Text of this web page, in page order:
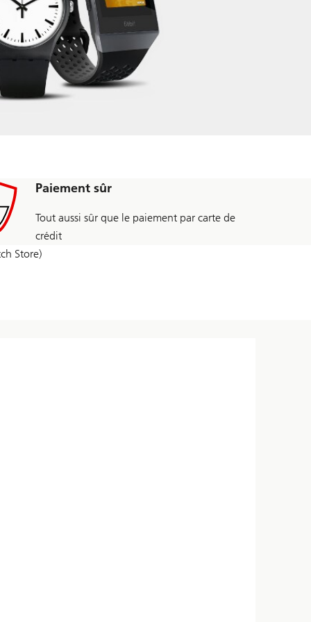
Paiement sûr
Tout aussi sûr que le paiement par carte de
crédit
Store)